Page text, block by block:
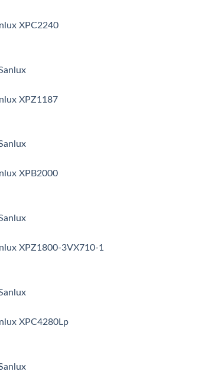
XPC2240
XPZ1187
XPB2000
XPZ1800-3VX710-1
XPC4280Lp